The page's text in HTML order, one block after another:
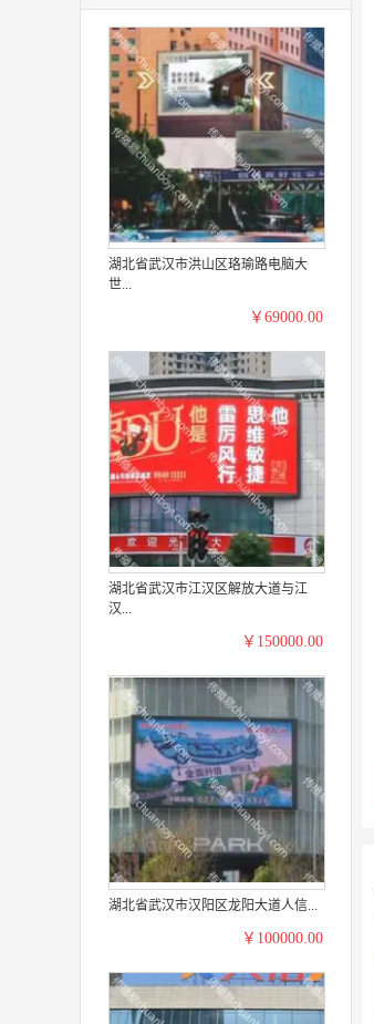
湖北省武汉市洪山区珞瑜路电脑大
世...
￥69000.00
湖北省武汉市江汉区解放大道与江
汉...
￥150000.00
湖北省武汉市汉阳区龙阳大道人信...
￥100000.00